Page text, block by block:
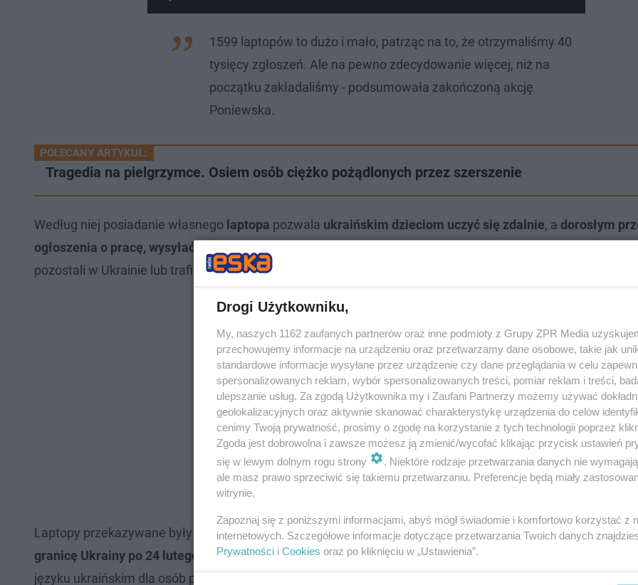
1599 laptopów to dużo i mało, patrząc na to, że otrzymaliśmy 40
tysięcy zgłoszeń. Ale na pewno zdecydowanie więcej, niż na
początku zakładaliśmy - podsumowała zakończoną akcję
Poniewska.
POLECANY ARTYKUŁ:
Tragedia na pielgrzymce. Osiem osób ciężko pożądlonych przez szerszenie
Według niej posiadanie własnego laptopa pozwala ukraińskim dzieciom uczyć się zdalnie, a dorosłym
ogłoszenia o pracę, wysyłać CV, kontaktować z urzędami
pozostali w Ukrainie lub trafili do innych miast, uciekając przed wojną.
Laptopy przekazywane były za darmo obywatelom ukraińskim, którzy byliuchodźcami wojennymi i
granicę Ukrainy po 24 lutego 2023 roku. Na specjalnej stronie internetowej znajdował się formularz
języku ukraińskim dla osób potrzebujących wsparcia.
Drogi Użytkowniku,
My, naszych 1162 zaufanych partnerów oraz inne podmioty z Grupy ZPR Media
przechowujemy informacje na urządzeniu oraz przetwarzamy dane osobowe, takie jak
standardowe informacje wysyłane przez urządzenie czy dane przeglądania w celu
spersonalizowanych reklam, wybór spersonalizowanych treści, pomiar reklam i treści,
ulepszanie usług. Za zgodą Użytkownika my i Zaufani Partnerzy możemy używać
geolokalizacyjnych oraz aktywnie skanować charakterystykę urządzenia do celów
cenimy Twoją prywatność, prosimy o zgodę na korzystanie z tych technologii poprzez
Zgoda jest dobrowolna i zawsze możesz ją zmienić/wycofać klikając przycisk ustawień
się w lewym dolnym rogu strony
. Niektóre rodzaje przetwarzania danych nie
ale masz prawo sprzeciwić się takiemu przetwarzaniu. Preferencje będą miały
witrynie.
Zapoznaj się z poniższymi informacjami, abyś mógł świadomie i komfortowo korzystać z
internetowych. Szczegółowe informacje dotyczące przetwarzania Twoich danych
Prywatności i Cookies oraz po kliknięciu w „Ustawienia”.